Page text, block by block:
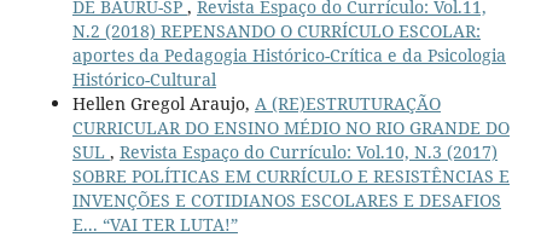
DE BAURU-SP , Revista Espaço do Currículo: Vol.11,
N.2 (2018) REPENSANDO O CURRÍCULO ESCOLAR:
aportes da Pedagogia Histórico-Crítica e da Psicologia
Histórico-Cultural
Hellen Gregol Araujo, A (RE)ESTRUTURAÇÃO
CURRICULAR DO ENSINO MÉDIO NO RIO GRANDE DO
SUL , Revista Espaço do Currículo: Vol.10, N.3 (2017)
SOBRE POLÍTICAS EM CURRÍCULO E RESISTÊNCIAS E
INVENÇÕES E COTIDIANOS ESCOLARES E DESAFIOS
E... “VAI TER LUTA!”